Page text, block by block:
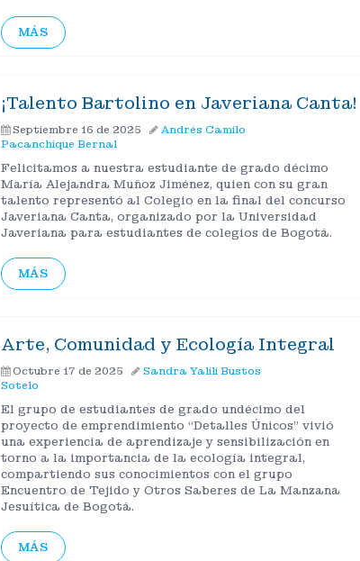
MÁS
¡Talento Bartolino en Javeriana Canta!
Septiembre 16 de 2025
Andrés Camilo
Pacanchique Bernal
Felicitamos a nuestra estudiante de grado décimo
María Alejandra Muñoz Jiménez, quien con su gran
talento representó al Colegio en la final del concurso
Javeriana Canta, organizado por la Universidad
Javeriana para estudiantes de colegios de Bogotá.
MÁS
Arte, Comunidad y Ecología Integral
Octubre 17 de 2025
Sandra Yalili Bustos
Sotelo
El grupo de estudiantes de grado undécimo del
proyecto de emprendimiento “Detalles Únicos” vivió
una experiencia de aprendizaje y sensibilización en
torno a la importancia de la ecología integral,
compartiendo sus conocimientos con el grupo
Encuentro de Tejido y Otros Saberes de La Manzana
Jesuítica de Bogotá.
MÁS